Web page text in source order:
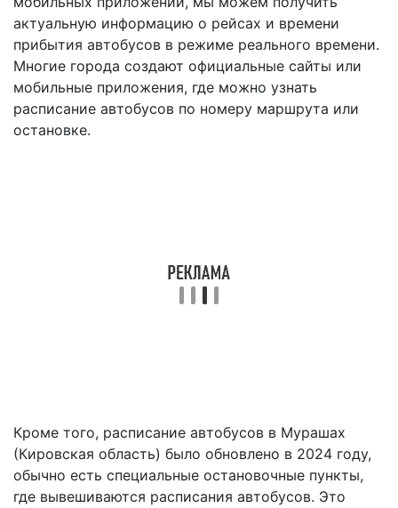
актуальную информацию о рейсах и времени
прибытия автобусов в режиме реального времени.
Многие города создают официальные сайты или
мобильные приложения, где можно узнать
расписание автобусов по номеру маршрута или
остановке.
Кроме того, расписание автобусов в Мурашах
(Кировская область) было обновлено в 2024 году,
обычно есть специальные остановочные пункты,
где вывешиваются расписания автобусов. Это